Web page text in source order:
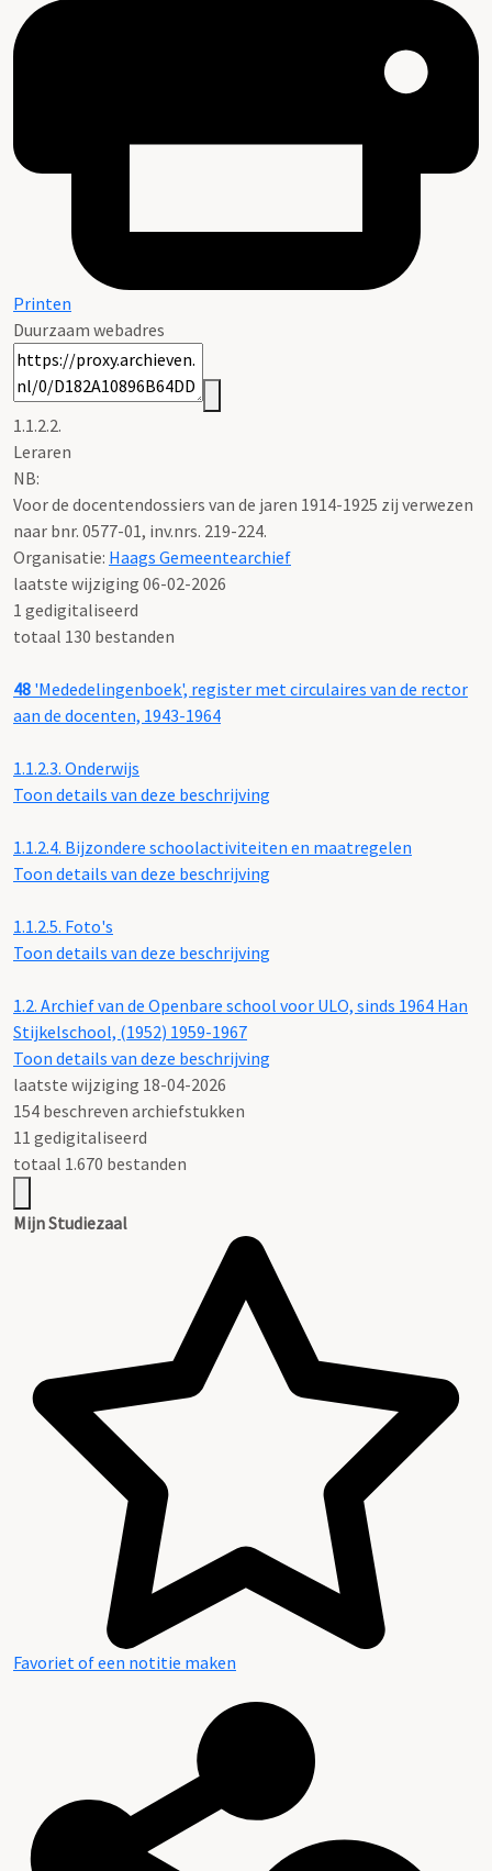
Printen
Duurzaam webadres
1.1.2.2.
Leraren
NB:
Voor de docentendossiers van de jaren 1914-1925 zij verwezen
naar bnr. 0577-01, inv.nrs. 219-224.
Organisatie: Haags Gemeentearchief
laatste wijziging 06-02-2026
1 gedigitaliseerd
totaal 130 bestanden
48 'Mededelingenboek', register met circulaires van de rector
aan de docenten, 1943-1964
1.1.2.3. Onderwijs
Toon details van deze beschrijving
1.1.2.4. Bijzondere schoolactiviteiten en maatregelen
Toon details van deze beschrijving
1.1.2.5. Foto's
Toon details van deze beschrijving
1.2. Archief van de Openbare school voor ULO, sinds 1964 Han
Stijkelschool, (1952) 1959-1967
Toon details van deze beschrijving
laatste wijziging 18-04-2026
154 beschreven archiefstukken
11 gedigitaliseerd
totaal 1.670 bestanden
Mijn Studiezaal
Favoriet of een notitie maken